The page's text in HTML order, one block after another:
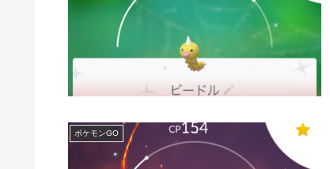
ポケモンGO